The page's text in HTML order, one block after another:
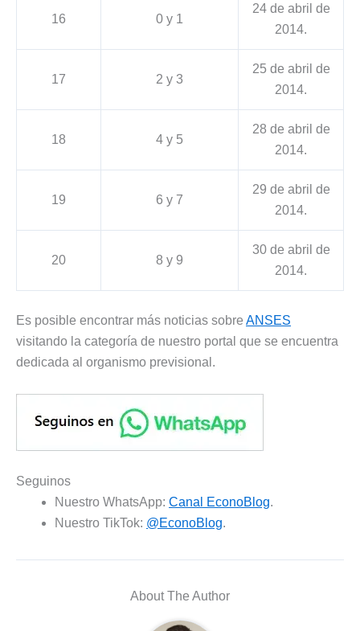
16 0 y 1
24 de abril de
2014.
17 2 y 3
25 de abril de
2014.
18 4 y 5
28 de abril de
2014.
19 6 y 7
29 de abril de
2014.
20 8 y 9
30 de abril de
2014.
Es posible encontrar más noticias sobre ANSES
visitando la categoría de nuestro portal que se encuentra
dedicada al organismo previsional.
Seguinos
Nuestro WhatsApp: Canal EconoBlog.
Nuestro TikTok: @EconoBlog.
About The Author